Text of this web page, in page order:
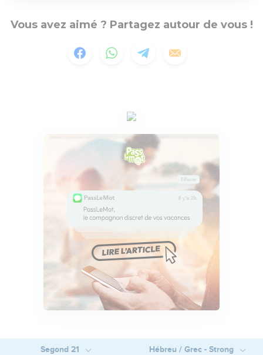
Vous avez aimé ? Partagez autour de vous !
Segond 21 Hébreu / Grec - Strong